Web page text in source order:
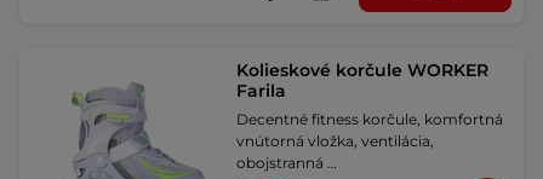
Kolieskové korčule WORKER
Farila
Decentné fitness korčule, komfortná
vnútorná vložka, ventilácia,
obojstranná …